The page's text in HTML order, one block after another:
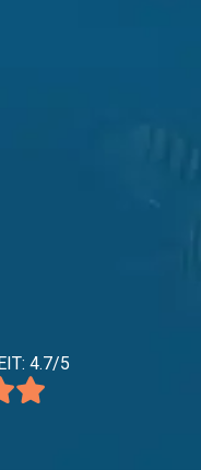
4.7/5